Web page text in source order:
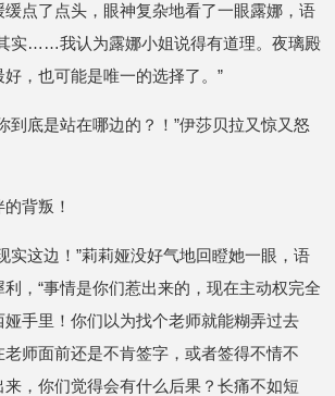
点了点头，眼神复杂地看了一眼露娜，语
实……我认为露娜小姐说得有道理。夜璃殿
，也可能是唯一的选择了。”
到底是站在哪边的？！”伊莎贝拉又惊又怒
背叛！
实这边！”莉莉娅没好气地回瞪她一眼，语
，“事情是你们惹出来的，现在主动权完全
手里！你们以为找个老师就能糊弄过去
师面前还是不肯签字，或者签得不情不
，你们觉得会有什么后果？长痛不如短